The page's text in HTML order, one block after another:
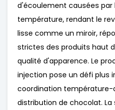
d'écoulement causées
température, rendant le
lisse comme un miroir,
strictes des produits haut
qualité d'apparence. Le
injection pose un défi plus
coordination température-
distribution de chocolat.